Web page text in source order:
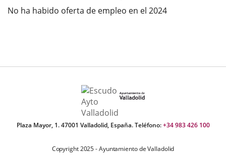
No ha habido oferta de empleo en el 2024
Plaza Mayor, 1. 47001 Valladolid, España. Teléfono:+34 983 426 100
Copyright 2025 - Ayuntamiento de Valladolid